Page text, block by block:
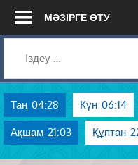
Skip
МӘЗІРГЕ ӨТУ
Таң 04:28 Күн 06:14
Ақшам 21:03 Құптан